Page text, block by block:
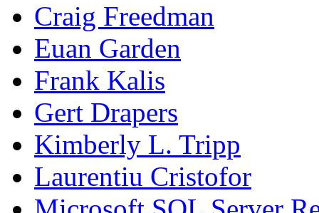
Craig Freedman
Euan Garden
Frank Kalis
Gert Drapers
Kimberly L. Tripp
Laurentiu Cristofor